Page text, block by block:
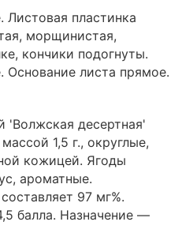
Листовая пластинка
морщинистая,
кончики подогнуты.
Основание листа прямое.
'Волжская десертная'
1,5 г., округлые,
кожицей. Ягоды
ароматные.
97 мг%.
балла. Назначение —